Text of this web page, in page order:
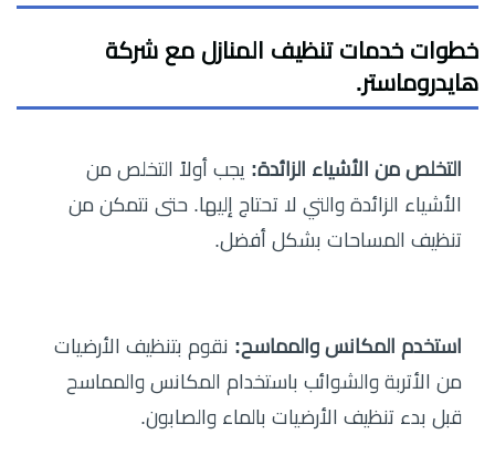
خطوات خدمات تنظيف المنازل مع شركة
هايدروماستر.
التخلص من الأشياء الزائدة: يجب أولاً التخلص من
الأشياء الزائدة والتي لا تحتاج إليها. حتى نتمكن من
تنظيف المساحات بشكل أفضل.
استخدم المكانس والمماسح: نقوم بتنظيف الأرضيات
من الأتربة والشوائب باستخدام المكانس والمماسح
قبل بدء تنظيف الأرضيات بالماء والصابون.